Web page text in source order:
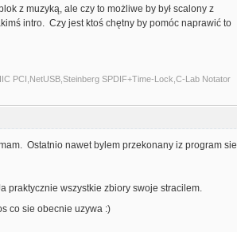
z muzyką, ale czy to możliwe by był scalony z
intro. Czy jest ktoś chętny by pomóc naprawić to
PCI,NetUSB,Steinberg SPDIF+Time-Lock,C-Lab Notator
Ostatnio nawet bylem przekonany iz program sie
praktycznie wszystkie zbiory swoje stracilem.
co sie obecnie uzywa :)